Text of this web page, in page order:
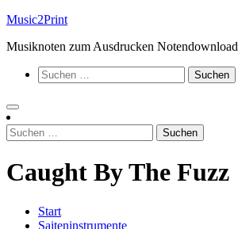
Zum
springen
Music2Print
Musiknoten zum Ausdrucken Notendownload
Suchen
nach:
Suchen
nach:
Caught By The Fuzz
Start
Saiteninstrumente